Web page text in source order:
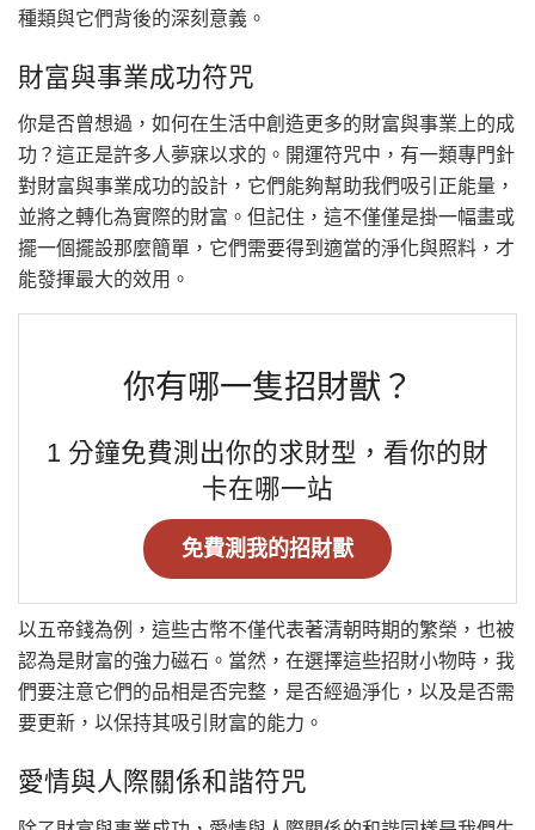
種類與它們背後的深刻意義。
財富與事業成功符咒
你是否曾想過，如何在生活中創造更多的財富與事業上的成
功？這正是許多人夢寐以求的。開運符咒中，有一類專門針
對財富與事業成功的設計，它們能夠幫助我們吸引正能量，
並將之轉化為實際的財富。但記住，這不僅僅是掛一幅畫或
擺一個擺設那麼簡單，它們需要得到適當的淨化與照料，才
能發揮最大的效用。
你有哪一隻招財獸？
1 分鐘免費測出你的求財型，看你的財
卡在哪一站
免費測我的招財獸
以五帝錢為例，這些古幣不僅代表著清朝時期的繁榮，也被
認為是財富的強力磁石。當然，在選擇這些招財小物時，我
們要注意它們的品相是否完整，是否經過淨化，以及是否需
要更新，以保持其吸引財富的能力。
愛情與人際關係和諧符咒